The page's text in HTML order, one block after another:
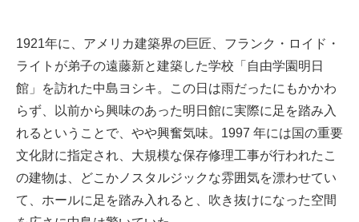
1921年に、アメリカ建築界の巨匠、フランク・ロイド・
ライトが弟子の遠藤新と建築した学校「自由学園明日
館」を訪れた中島ヨシキ。この日は雨だったにもかかわ
らず、以前から興味のあった明日館に実際に足を踏み入
れるということで、やや興奮気味。1997 年には国の重要
文化財に指定され、大規模な保存修理工事が行われたこ
の建物は、どこかノスタルジックな雰囲気を漂わせてい
て、ホールに足を踏み入れると、吹き抜けになった空間